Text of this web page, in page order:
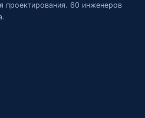
проектирования. 60 инженеров